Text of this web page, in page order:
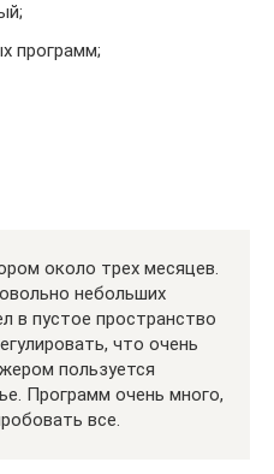
программ;
около трех месяцев.
небольших
в пустое пространство
что очень
пользуется
Программ очень много,
все.